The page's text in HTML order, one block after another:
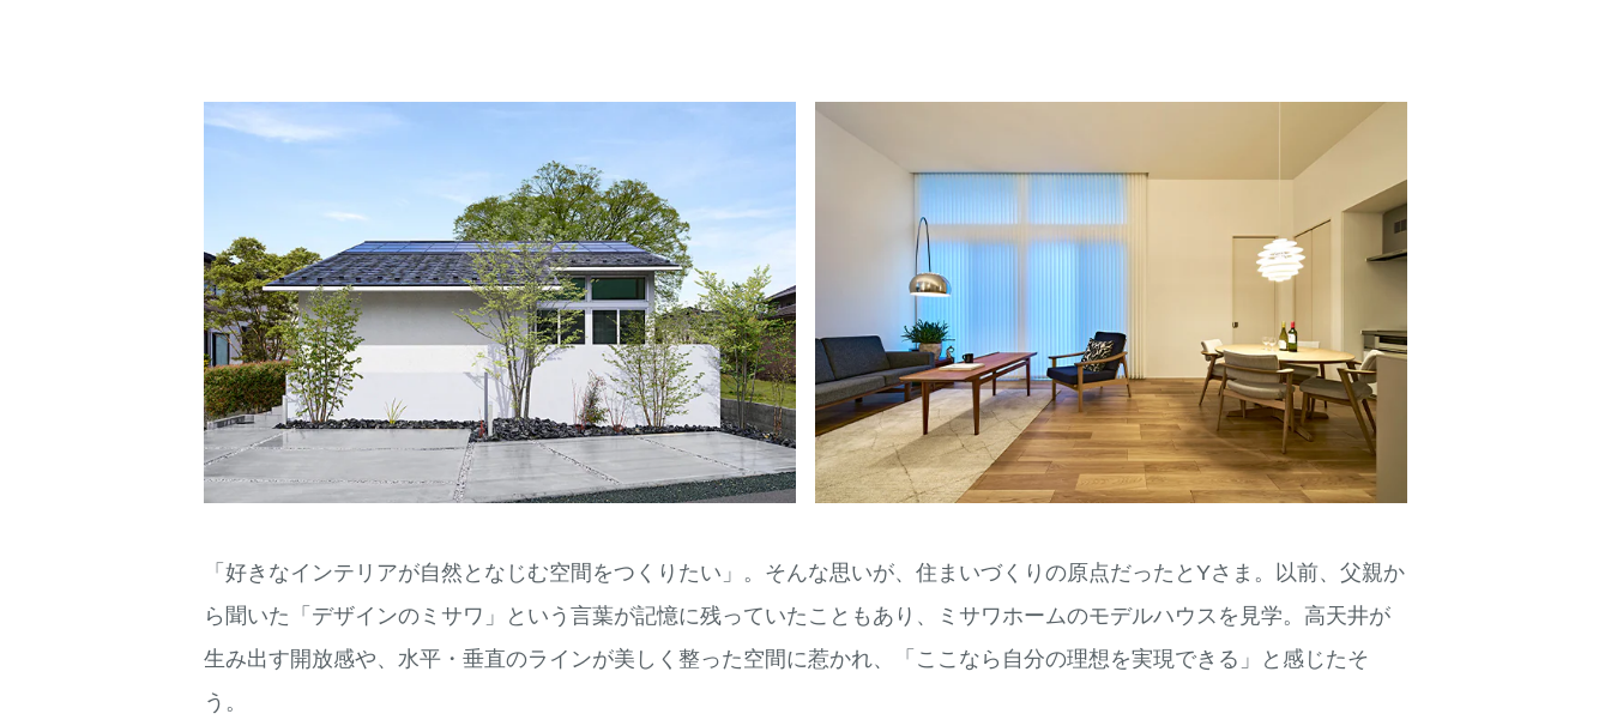
「好きなインテリアが自然となじむ空間をつくりたい」。そんな思いが、住まいづくりの原点だったとYさま。以前、父親か
ら聞いた「デザインのミサワ」という言葉が記憶に残っていたこともあり、ミサワホームのモデルハウスを見学。高天井が
生み出す開放感や、水平・垂直のラインが美しく整った空間に惹かれ、「ここなら自分の理想を実現できる」と感じたそ
う。